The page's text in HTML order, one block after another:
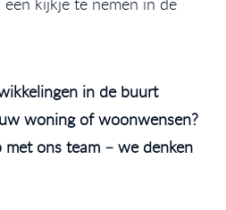
in de buurt
woning of woonwensen?
ons team – we denken